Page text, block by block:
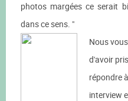
photos margées ce serait
dans ce sens. "
Nous
d'avoir
répondre
interview